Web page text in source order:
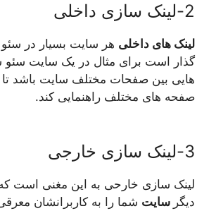
2-لینک سازی داخلی
لینک های داخلی هر سایت بسیار در سئو
گذار است برای مثال در یک سایت سئو
هایی بین صفحات مختلف سایت باشد تا
صفحه های مختلف راهنمایی کند.
3-لینک سازی خارجی
لینک سازی خارحی به این مغنی است
دیگر سایت شما را به کاربرانشان